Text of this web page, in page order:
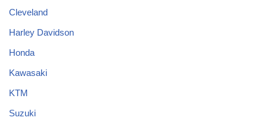
Cleveland
Harley Davidson
Honda
Kawasaki
KTM
Suzuki